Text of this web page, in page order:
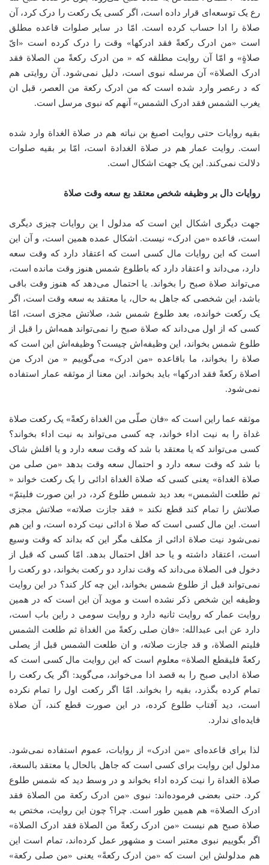
رع یک توسعه‌ای قرار داده است، اگر کسی یک رکعت را درک کرد، آن
صلاة را ادا حساب کرده است. امّا در سایر صلوات قاعده مطلق
است «من ادرک رکعةً فقد ادرکها» وقت را درک کرده است «ایّ
صلاةٍ» و امّا آن روایت مطلقه که « من ادرک رکعةً من الصلاة فقد
ادرک الصلاة» آن مرسله نبوی است، دلیل نمی‌شود. آن روایتی هم
که د رعصر وارد شده است که من ادرک رکعة من العصر، قبل ان
یغرب الشمس فقد ادرک الشمس» ‌آنهم که نبوی مرسل است.
بقیه روایات حتی روایت اصبغ بن نباته هم در صلاة الغداة وارد شده
است. روایت عمار هم در صلاة الغدادة است، امّا بر بقیه صلوات
دلالت نمی‌کند. این یک جهت اشکال است.
روایات دال بر وظیفه شخص معتقد بع سعه وقت صلاة
جهت دیگری اشکال این است که مدلول ا ین روایات چیزی دیگری
است، قاعده «من ادرک» نیست. اشکال عمده همین است، و آن این
است که این روایات مال کسی است که اعتقاد دارد که وقت سعه
دارد، می‌داند و اعتقاد دارد که باطلوع شمس هنوز وقت مانده است،‌
می‌تواند صلاة صبح را بخواند. یا احتمال می‌دهد که هنوز وقت باقی
باشد، این شخصی که جاهل به حال، یا معتقد به سعه وقت است، اگر
یک رکعت خوانده، بعد طلوع شمس شد، صلاتش مجزی است، امّا
کسی که از اول می‌داند که صلاة صبح را نمی‌تواند همه‌اش را قبل از
طلوع شمس بخواند، این وظیفه‌اش چیست؟ وظیفه‌اش این است که
صلاة را بخواند، ما باقاعده «من ادرک» می‌گوییم « من ادرک من
اصلاة رکعةً فقد ادرکها» باید بخواند. این معنا از موثقه عمار استفاده
نمی‌شود.
موثقه عما راین است که «فان صلّی من الغداة رکعةً» یک رکعت صلاة
غداة را به نیت اداء خواند، چه کسی می‌تواند به نیت اداء بخواند؟
کسی می‌تواند که یا معتقد با شد که وقت سعه دارد و یا اقلش شاک
با شد که وقت سعه دارد و احتمال سعه وقت بدهد «‌من صلی من
صلاة الغداة» یعنی کسی که صلاة الغداة ادائی را یک رکعت خواند «
ثم طلعت الشمس» بعد دید شمس طلوع کرد، در این صورت فلیتمّ»
صلاتش را تمام کند قطع نکند « فقد جازت صلاته» صلاتش مجزی
است. این مال کسی است که صلا ة ادائی نیت کرده است، و این هم
نمی‌شود نیت صلاة ادائی از مکلف مگر این که بداند که وقت وسیع
است، اعتقاد داشته و یا حد اقل احتمال بدهد. امّا کسی که قبل از
دخول فی الصلاة می‌داند که وقت ندارد دو رکعت بخواند، دو رکعت را
نمی‌تواند قبل از طلوع شمس بخواند، این چه کار کند؟ در این روایت
وظیفه این شخص ذکر نشده است و موید آن این است که در همین
روایت عمار که روایت ثانیه دارد و روایت سومی د راین باب است،
دارد عن ابی عبدالله: «فان صلی رکعةً من الغداة ثم طلعت الشمس
فلیتم الصلاة، و قد جازت صلاته، و ان طلعت الشمس قبل از یصلی
رکعةً فلیقطع الصلاة» معلوم است که این روایت مال کسی است که
صلاة ادایی صبح را به قصد ادا می‌خواند، می‌گوید: اگر یک رکعت را
تمام کرده بگذرد، بقیه را بخواند. امّا اگر رکعت اول را تمام نکرده
است، دید آفتاب طلوع کرده، در این صورت قطع کند، آن صلاة
فایده‌ای ندارد.
لذا برای قاعده‌ای «من ادرک» از روایات، عموم استفاده نمی‌شود.
مدلول این روایت برای کسی است که جاهل بالحال یا معتقد بالسعة،
صلاة الغداة را نیت کرده اداء بخواند و در وسط دید که شمس طلوع
کرد. حتی بعضی فرموده‌اند: نبوی «من ادرک رکعة من الصلاة فقد
ادرک الصلاة» هم همین طور است. چرا؟ چون این روایت، مختص به
صلاة صبح هم نیست «من ادرک رکعةً من الصلاة فقد ادرک الصلاة»
اگر بگوییم نبوی معتبر است و مشهور عمل کرده‌اند، تمام است این
هم مدلولش این است که «من ادرک رکعةً» یعنی «من صلی رکعة»